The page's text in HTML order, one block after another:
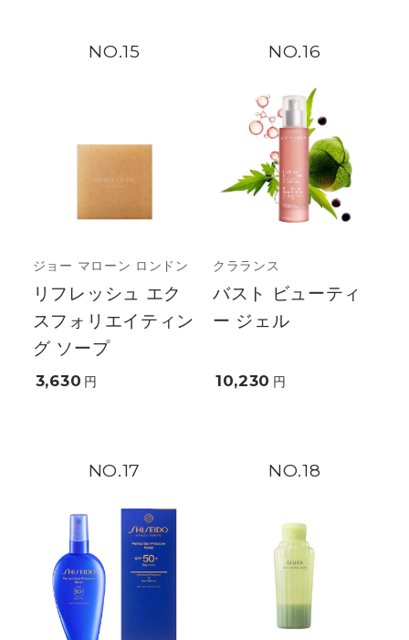
15
ジョー マローン ロンドン
リフレッシュ エク
スフォリエイティン
グ ソープ
3,630 円
16
クラランス
バスト ビューティ
ー ジェル
10,230 円
17 18